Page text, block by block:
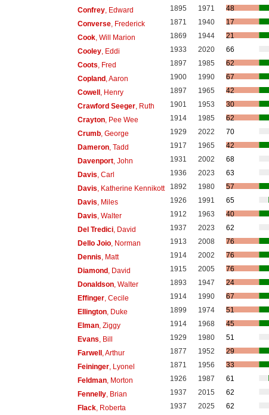
Confrey, Edward 1895 1971
48
Converse, Frederick 1871 1940
17
Cook, Will Marion 1869 1944
21
Cooley, Eddi 1933 2020
66
Coots , Fred 1897 1985
62
Copland, Aaron 1900 1990
67
Cowell, Henry 1897 1965
42
Crawford Seeger, Ruth 1901 1953
30
Crayton, Pee Wee 1914 1985
62
Crumb, George 1929 2022
70
Dameron, Tadd 1917 1965
42
Davenport, John 1931 2002
68
Davis , Carl 1936 2023
63
Davis , Katherine Kennikott 1892 1980
57
Davis , Miles 1926 1991
65
Davis , Walter 1912 1963
40
Del Tredici, David 1937 2023
62
Dello Joio, Norman 1913 2008
76
Dennis , Matt 1914 2002
76
Diamond, David 1915 2005
76
Donaldson, Walter 1893 1947
24
Effinger, Cecile 1914 1990
67
Ellington, Duke 1899 1974
51
Elman, Ziggy 1914 1968
45
Evans , Bill 1929 1980
51
Farwell, Arthur 1877 1952
29
Feininger, Lyonel 1871 1956
33
Feldman, Morton 1926 1987
61
Fennelly, Brian 1937 2015
62
Flack, Roberta 1937 2025
62